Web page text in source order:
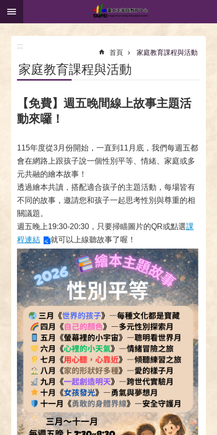
跳到主要內容區塊
:::
首頁 家庭教育課程與活動
家庭教育課程與活動
【免費】週五晚間線上故事主題活
動來囉！
115年度從3月份開始，一直到11月底，我們每週五都
會在網路上跟孩子說一個性別平等、情緒、家庭或多
元共融的繪本故事！
透過繪本共讀，搭配適合孩子的主題活動，每場皆有
不同的故事，邀請您和孩子一起思考性別與尊重的相
關議題。
週五晚上19:30-20:30，只要掃瞄圖片的QR或點選課
程連結
就可以上線聽故事了喔！